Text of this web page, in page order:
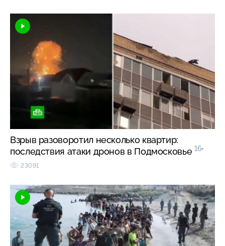
Взрыв разоворотил несколько квартир:
последствия атаки дронов в Подмосковье 16+
23091